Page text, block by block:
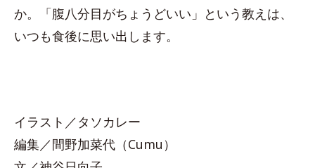
か。「腹八分目がちょうどいい」という教えは、
いつも食後に思い出します。
イラスト／タソカレー
編集／間野加菜代（Cumu）